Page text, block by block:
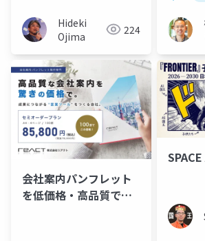
Hideki
Ojima
224
会社案内パンフレット
を低価格・高品質で作